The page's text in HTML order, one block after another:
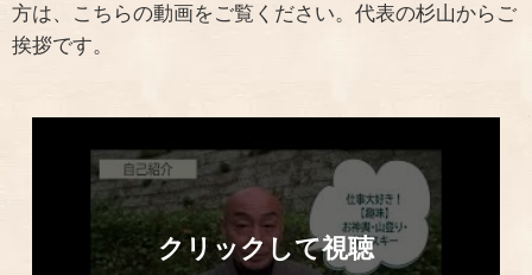
方は、こちらの動画をご覧ください。代表の杉山からご
挨拶です。